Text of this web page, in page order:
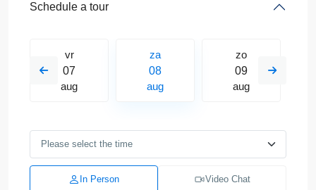
Schedule a tour
vr
07
aug
za
08
aug
zo
09
aug
In Person Video Chat